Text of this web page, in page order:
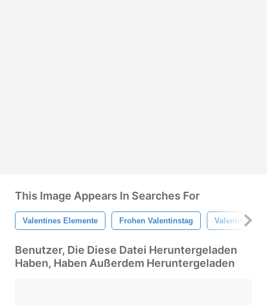
This Image Appears In Searches For
Valentines Elemente Frohen Valentinstag Valentine
Benutzer, Die Diese Datei Heruntergeladen
Haben, Haben Außerdem Heruntergeladen